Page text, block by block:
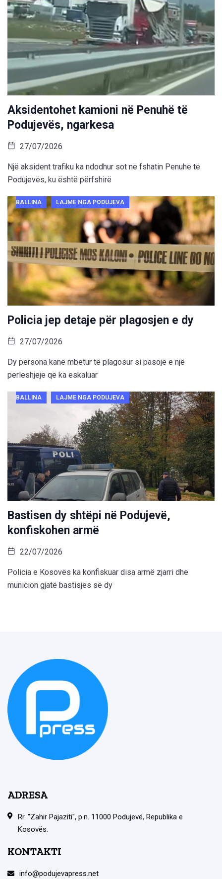
Aksidentohet kamioni në Penuhë të
Podujevës, ngarkesa
27/07/2026
Një aksident trafiku ka ndodhur sot në fshatin Penuhë të
Podujevës, ku është përfshirë
BALLINA LAJME NGA PODUJEVA
Policia jep detaje për plagosjen e dy
27/07/2026
Dy persona kanë mbetur të plagosur si pasojë e një
përleshjeje që ka eskaluar
BALLINA LAJME NGA PODUJEVA
Bastisen dy shtëpi në Podujevë,
konfiskohen armë
22/07/2026
Policia e Kosovës ka konfiskuar disa armë zjarri dhe
municion gjatë bastisjes së dy
ADRESA
Rr. "Zahir Pajaziti", p.n. 11000 Podujevë, Republika e
Kosovës.
KONTAKTI
info@podujevapress.net